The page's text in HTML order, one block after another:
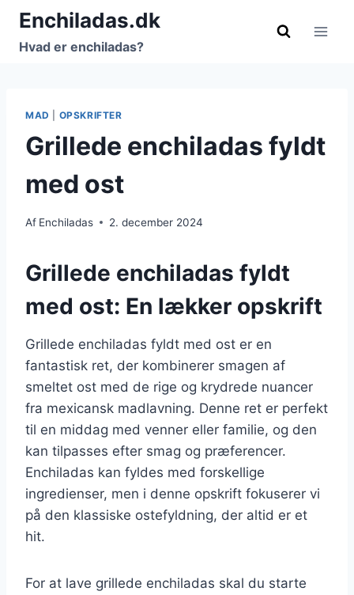
Fortsæt
indhold
Enchiladas.dk
Hvad er enchiladas?
MAD OPSKRIFTER
Grillede enchiladas fyldt
med ost
Af Enchiladas 2. december 2024
Grillede enchiladas fyldt
med ost: En lækker opskrift
Grillede enchiladas fyldt med ost er en
fantastisk ret, der kombinerer smagen af
smeltet ost med de rige og krydrede nuancer
fra mexicansk madlavning. Denne ret er perfekt
til en middag med venner eller familie, og den
kan tilpasses efter smag og præferencer.
Enchiladas kan fyldes med forskellige
ingredienser, men i denne opskrift fokuserer vi
på den klassiske ostefyldning, der altid er et
hit.
For at lave grillede enchiladas skal du starte